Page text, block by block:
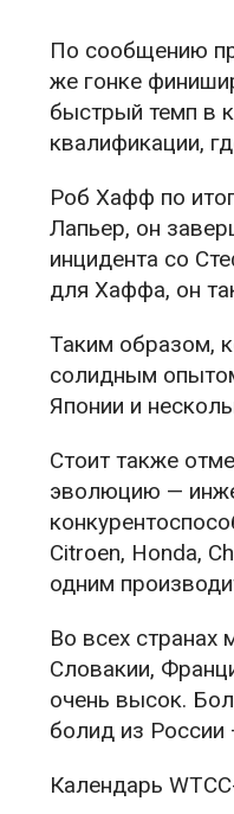
По сообщению
же гонке
быстрый темп в
квалификации,
Роб Хафф по
Лапьер, он
инцидента со
для Хаффа, он
Таким образом,
солидным
Японии и
Стоит также
эволюцию —
Citroen, Honda,
одним
Во всех странах
Словакии,
очень высок.
болид из России
Календарь